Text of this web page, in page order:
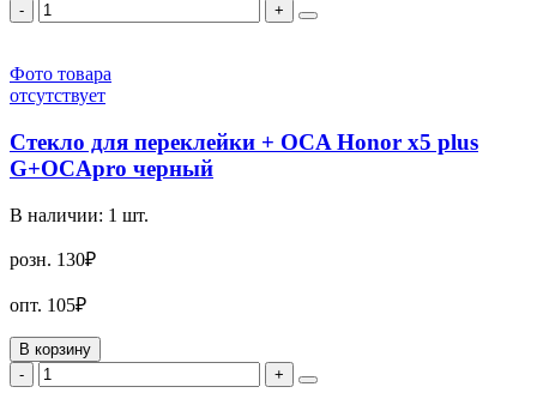
-
+
Фото товара
отсутствует
Стекло для переклейки + OCA Honor x5 plus
G+OCApro черный
В наличии: 1 шт.
розн. 130₽
опт. 105₽
В корзину
-
+